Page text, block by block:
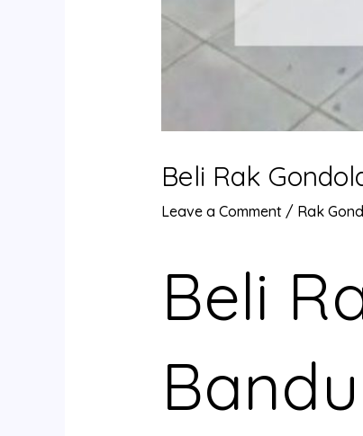
Beli Rak
Leave a Comment / Rak
Beli